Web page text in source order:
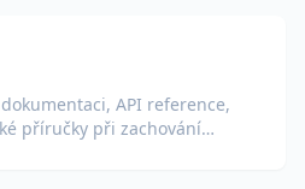
API reference,
příručky při zachování